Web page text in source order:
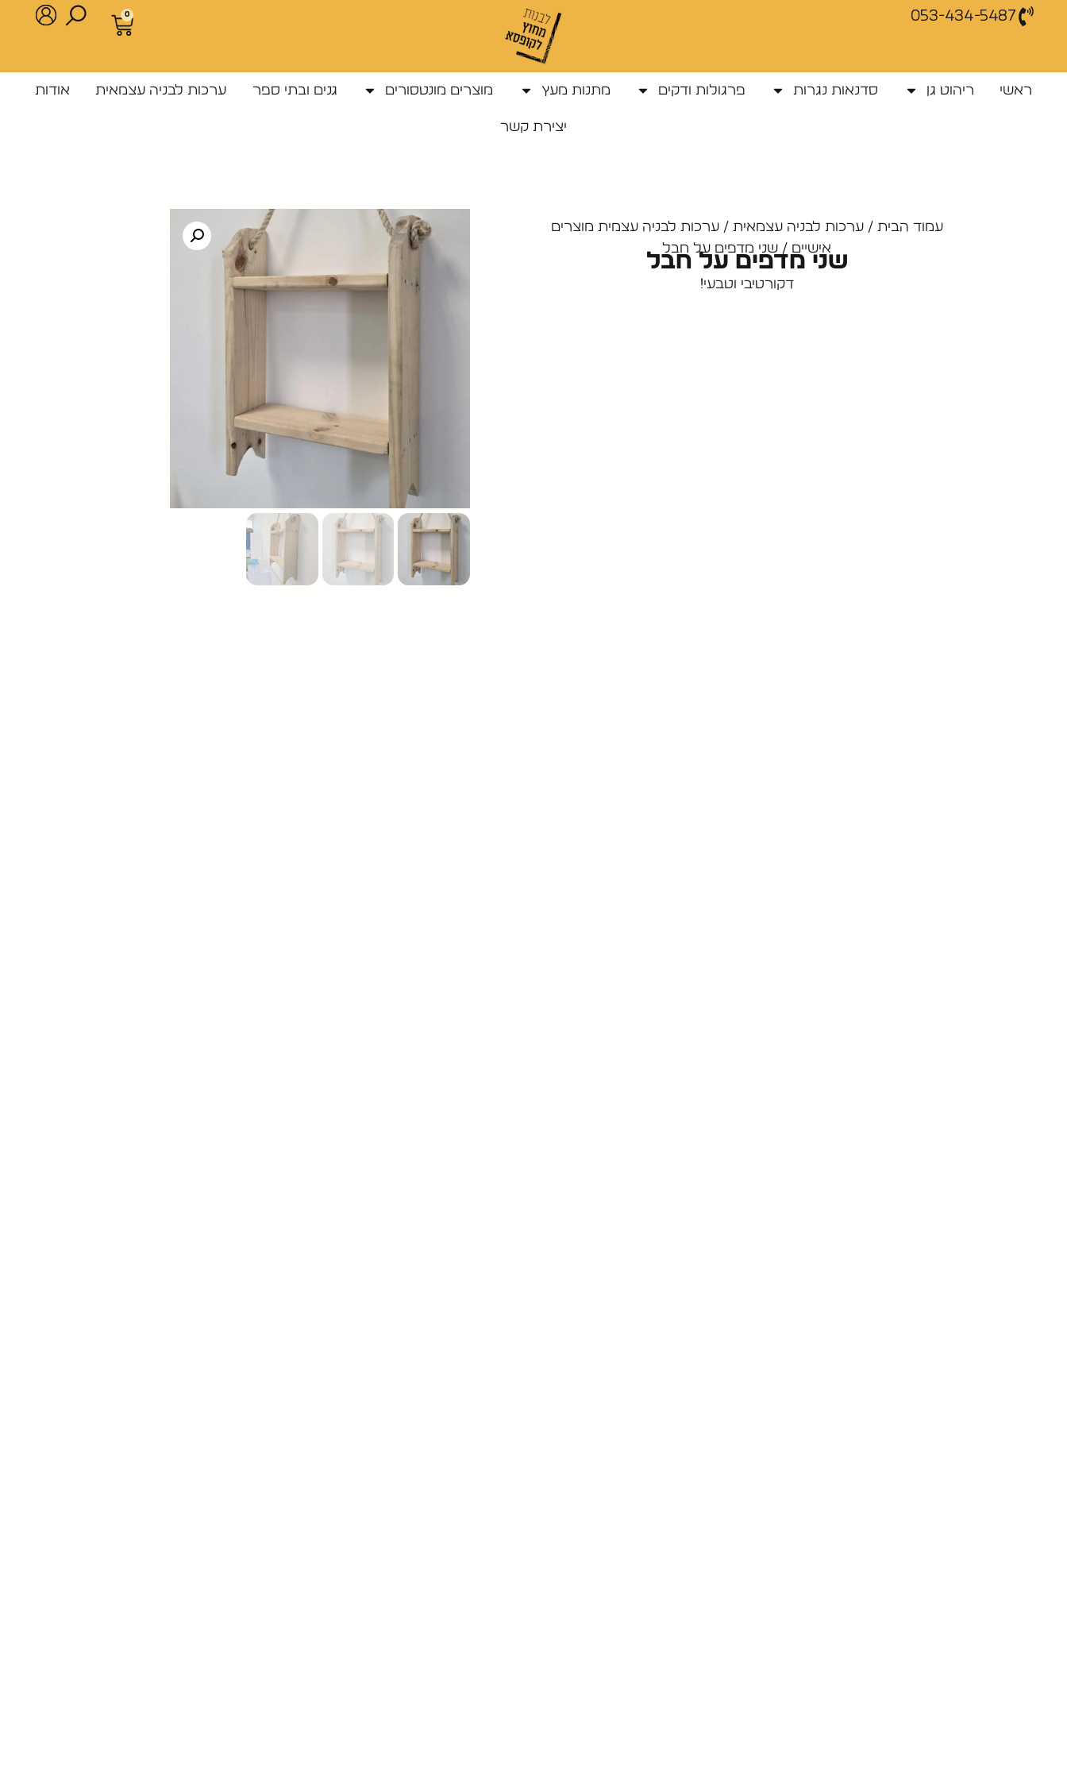
053-434-5487
0
ראשי ריהוט גן סדנאות נגרות פרגולות ודקים מתנות מעץ מוצרים מונטסורים גנים ובתי ספר ערכות לבניה עצמאית אודות
יצירת קשר
עמוד הבית /ערכות לבניה עצמאית /ערכות לבניה עצמית מוצרים
אישיים / שני מדפים על חבל
שני מדפים על חבל
דקורטיבי וטבעי!